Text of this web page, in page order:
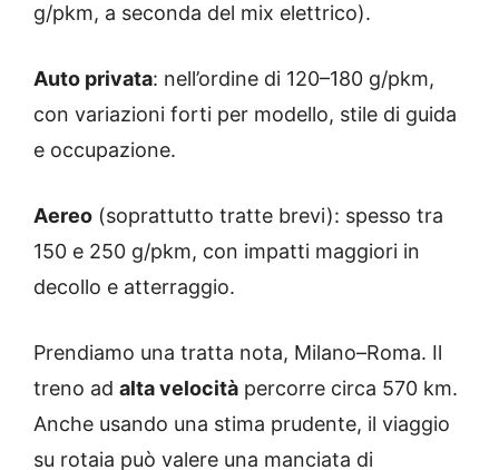
g/pkm, a seconda del mix elettrico).
Auto privata: nell’ordine di 120–180 g/pkm,
con variazioni forti per modello, stile di guida
e occupazione.
Aereo (soprattutto tratte brevi): spesso tra
150 e 250 g/pkm, con impatti maggiori in
decollo e atterraggio.
Prendiamo una tratta nota, Milano–Roma. Il
treno ad alta velocità percorre circa 570 km.
Anche usando una stima prudente, il viaggio
su rotaia può valere una manciata di